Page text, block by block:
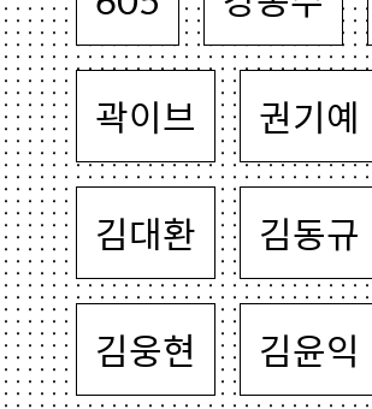
곽이브 권기예
김대환 김동규
김웅현 김윤익